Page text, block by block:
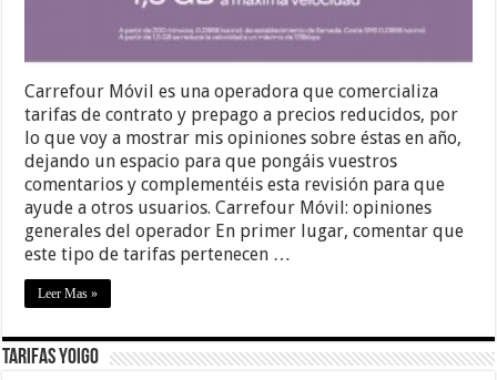
Carrefour Móvil es una operadora que comercializa
tarifas de contrato y prepago a precios reducidos, por
lo que voy a mostrar mis opiniones sobre éstas en año,
dejando un espacio para que pongáis vuestros
comentarios y complementéis esta revisión para que
ayude a otros usuarios. Carrefour Móvil: opiniones
generales del operador En primer lugar, comentar que
este tipo de tarifas pertenecen …
Leer Mas »
Tarifas Yoigo